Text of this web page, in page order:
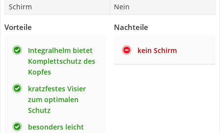
Schirm
Nein
Vorteile
Integralhelm bietet
Komplettschutz des
Kopfes
kratzfestes Visier
zum optimalen
Schutz
besonders leicht
Nachteile
kein Schirm